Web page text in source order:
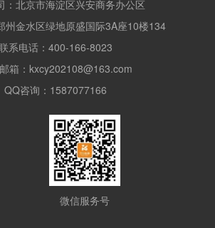
：北京市海淀区兴安商务办公区
州金水区绿地原盛国际3A座10楼134
系电话：400-166-8023
箱：kxcy202108@163.com
QQ咨询：1587077166
微信服务号